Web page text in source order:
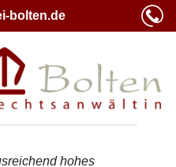
bolten.de
hohes